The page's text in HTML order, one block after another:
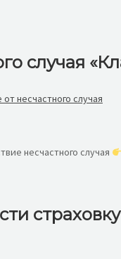
случая
несчастного случая
несчастного случая
страховку